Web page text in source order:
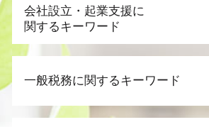
会社設立・起業支援に
関するキーワード
起業支援 企業
会社設立 どこで
一般税務に関するキーワード